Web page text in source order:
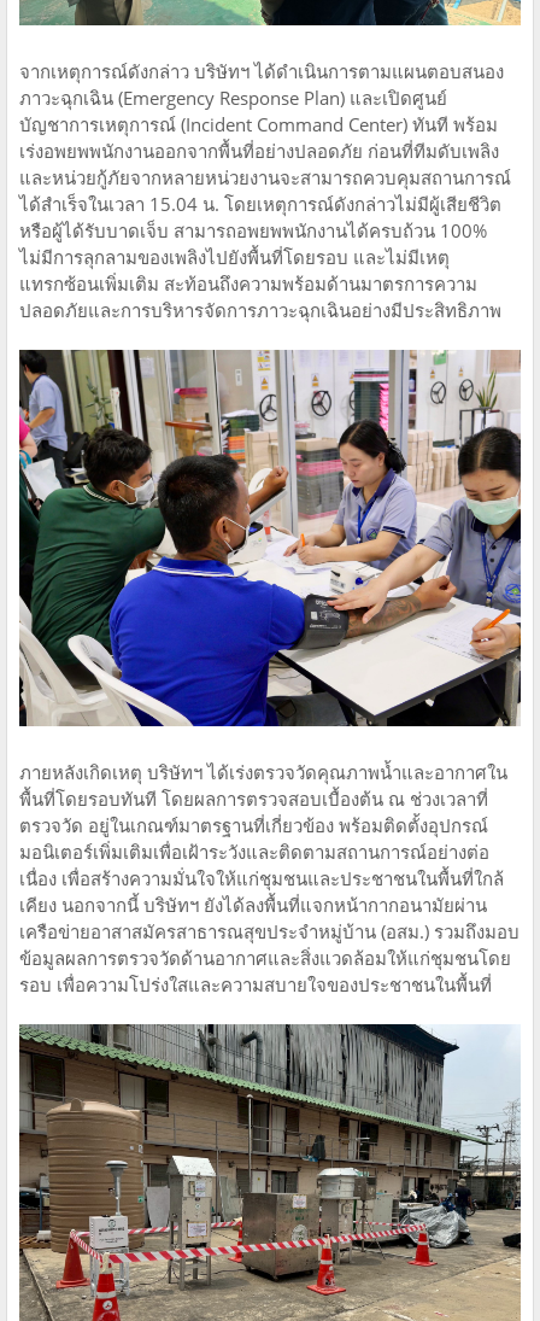
จากเหตุการณ์ดังกล่าว บริษัทฯ ได้ดำเนินการตามแผนตอบสนอง
ภาวะฉุกเฉิน (Emergency Response Plan) และเปิดศูนย์
บัญชาการเหตุการณ์ (Incident Command Center) ทันที พร้อม
เร่งอพยพพนักงานออกจากพื้นที่อย่างปลอดภัย ก่อนที่ทีมดับเพลิง
และหน่วยกู้ภัยจากหลายหน่วยงานจะสามารถควบคุมสถานการณ์
ได้สำเร็จในเวลา 15.04 น. โดยเหตุการณ์ดังกล่าวไม่มีผู้เสียชีวิต
หรือผู้ได้รับบาดเจ็บ สามารถอพยพพนักงานได้ครบถ้วน 100%
ไม่มีการลุกลามของเพลิงไปยังพื้นที่โดยรอบ และไม่มีเหตุ
แทรกซ้อนเพิ่มเติม สะท้อนถึงความพร้อมด้านมาตรการความ
ปลอดภัยและการบริหารจัดการภาวะฉุกเฉินอย่างมีประสิทธิภาพ
ภายหลังเกิดเหตุ บริษัทฯ ได้เร่งตรวจวัดคุณภาพน้ำและอากาศใน
พื้นที่โดยรอบทันที โดยผลการตรวจสอบเบื้องต้น ณ ช่วงเวลาที่
ตรวจวัด อยู่ในเกณฑ์มาตรฐานที่เกี่ยวข้อง พร้อมติดตั้งอุปกรณ์
มอนิเตอร์เพิ่มเติมเพื่อเฝ้าระวังและติดตามสถานการณ์อย่างต่อ
เนื่อง เพื่อสร้างความมั่นใจให้แก่ชุมชนและประชาชนในพื้นที่ใกล้
เคียง นอกจากนี้ บริษัทฯ ยังได้ลงพื้นที่แจกหน้ากากอนามัยผ่าน
เครือข่ายอาสาสมัครสาธารณสุขประจำหมู่บ้าน (อสม.) รวมถึงมอบ
ข้อมูลผลการตรวจวัดด้านอากาศและสิ่งแวดล้อมให้แก่ชุมชนโดย
รอบ เพื่อความโปร่งใสและความสบายใจของประชาชนในพื้นที่